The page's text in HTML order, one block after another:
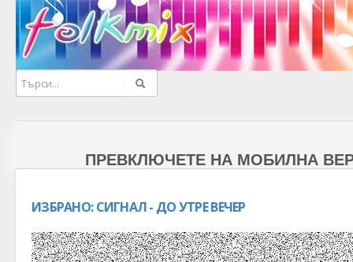
ПРЕВКЛЮЧЕТЕ НА МОБИЛНА
ИЗБРАНО:СИГНАЛ - ДО УТРЕ ВЕЧЕР